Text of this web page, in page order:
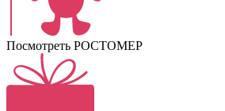
Посмотреть РОСТОМЕР